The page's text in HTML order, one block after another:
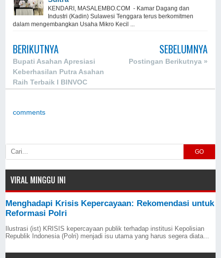
KENDARI, MASALEMBO.COM - Kamar Dagang dan
Industri (Kadin) Sulawesi Tenggara terus berkomitmen
dalam mengembangkan Usaha Mikro Kecil ...
BERIKUTNYA
Bupati Asahan Apresiasi
Keberhasilan Putra Asahan
Raih Terbaik I BINVOC
SEBELUMNYA
Postingan Berikutnya »
comments
GO
VIRAL MINGGU INI
Menghadapi Krisis Kepercayaan: Rekomendasi untuk
Reformasi Polri
Ilustrasi (ist) KRISIS kepercayaan publik terhadap institusi Kepolisian
Republik Indonesia (Polri) menjadi isu utama yang harus segera diata...